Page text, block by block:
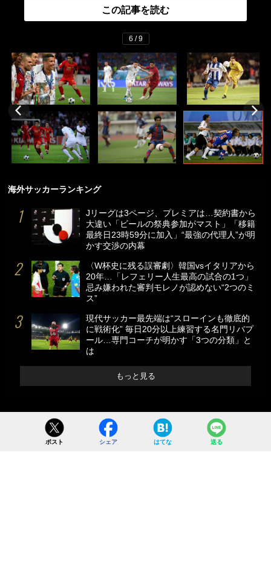
この記事を読む
6 / 9
海外サッカーランキング
Jリーグは3ページ、プレミアは…契約書から
大違い「ビールの祭典参加がマスト」「移籍
最終日23時59分に加入」“最強の代理人”が明
かす交渉の内幕
〈W杯史に残る誤審劇〉韓国vsイタリアから
20年…「レフェリー人生最高の試合の1つ」
忌み嫌われた審判モレノが認めない“2つのミ
ス”
現代サッカー最先端は“スローインも徹底的
に戦術化” 毎日20分以上練習する名門リバプ
ール…専門コーチが明かす「3つの分類」と
は
もっと見る
ポスト シェア はてな 送る